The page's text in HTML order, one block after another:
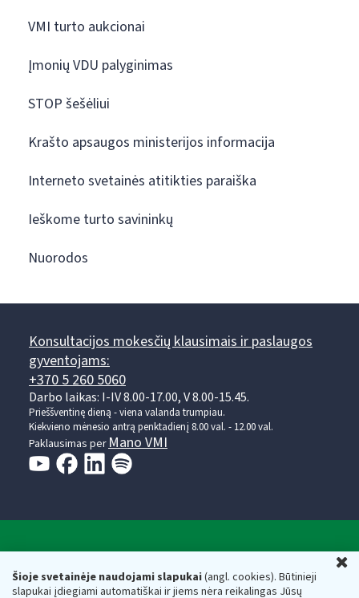
Šioje svetainėje naudojami slapukai(angl. cookies). Būtinieji
slapukai įdiegiami automatiškai ir jiems nėra reikalingas Jūsų
VMI turto aukcionai
Įmonių VDU palyginimas
STOP šešėliui
Krašto apsaugos ministerijos informacija
Interneto svetainės atitikties paraiška
Ieškome turto savininkų
Nuorodos
Konsultacijos mokesčių klausimais ir paslaugos
gyventojams:
+370 5 260 5060
Darbo laikas: I-IV 8.00-17.00, V 8.00-15.45.
Prieššventinę dieną - viena valanda trumpiau.
Kiekvieno mėnesio antrą penktadienį 8.00 val. - 12.00 val.
Paklausimas perMano VMI
Valstybinė mokesčių inspekcija prie Lietuvos
Respublikos finansų ministerijos